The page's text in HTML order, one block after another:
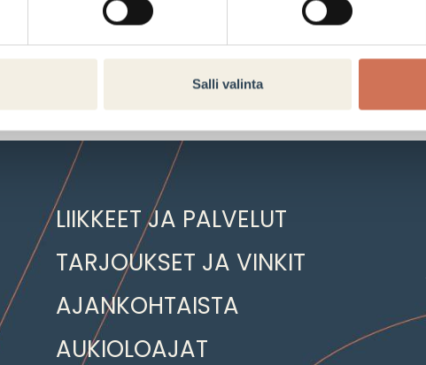
Salli valinta
Tarjouksen voimassaoloaika:
28.05.2025–01.06.2025
LIIKKEET JA PALVELUT
TARJOUKSET JA VINKIT
AJANKOHTAISTA
AUKIOLOAJAT